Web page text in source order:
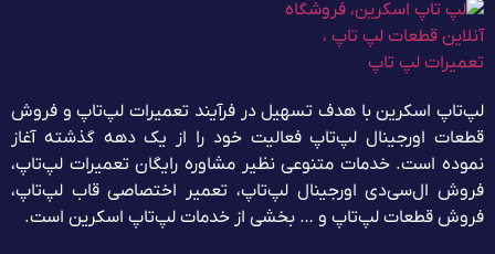
لپ‌تاپ اسکرین با هدف تسهیل در فرآیند تعمیرات لپ‌تاپ و فروش
قطعات اورجینال لپ‌تاپ فعالیت خود را از یک دهه گذشته آغاز
نموده است. خدمات متنوعی نظیر مشاوره رایگان تعمیرات لپ‌تاپ،
فروش ال‌سی‌دی اورجینال لپ‌تاپ، تعمیر اختصاصی قاب لپ‌تاپ،
فروش قطعات لپ‌تاپ و … بخشی از خدمات لپ‌تاپ اسکرین است.